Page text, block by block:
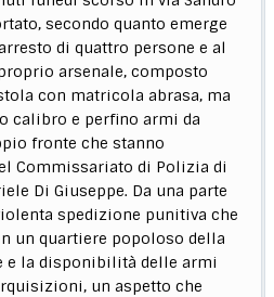
secondo quanto emerge
di quattro persone e al
arsenale, composto
con matricola abrasa, ma
calibro e perfino armi da
fronte che stanno
Commissariato di Polizia di
Di Giuseppe. Da una parte
spedizione punitiva che
un quartiere popoloso della
e la disponibilità delle armi
un aspetto che